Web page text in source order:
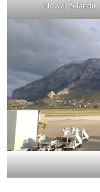
Nowej Zelandii.